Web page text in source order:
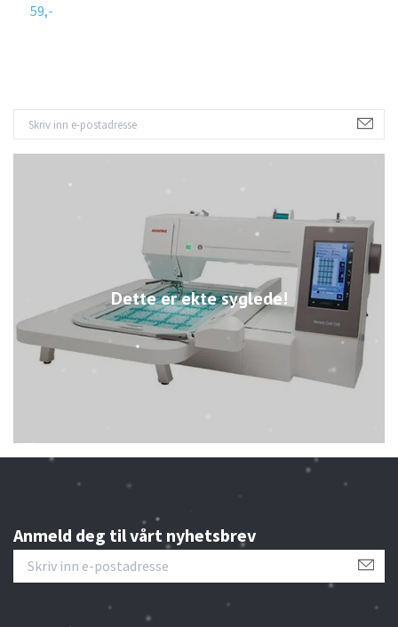
Dette er ekte syglede!
59,-
Anmeld deg til vårt nyhetsbrev